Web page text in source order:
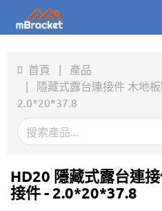
產品
新聞
關於我們
首頁 | 產品
| 隱藏式露台連接件 木地
2.0*20*37.8
HD20 隱藏式露台連
接件 - 2.0*20*37.8